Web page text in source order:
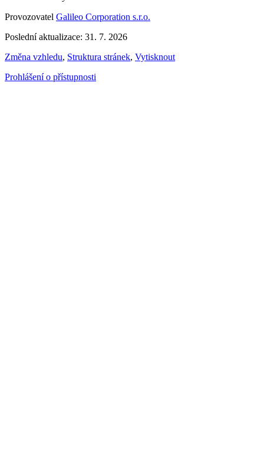
Provozovatel Galileo Corporation s.r.o.
Poslední aktualizace: 31. 7. 2026
Změna vzhledu, Struktura stránek, Vytisknout
Prohlášení o přístupnosti